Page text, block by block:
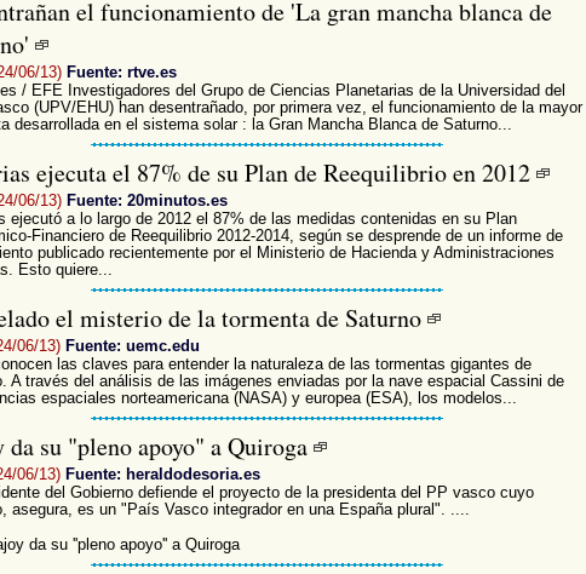
el funcionamiento de 'La gran mancha blanca de
06/13) Fuente: rtve.es
/ EFE Investigadores del Grupo de Ciencias Planetarias de la Universidad del
(UPV/EHU) han desentrañado, por primera vez, el funcionamiento de la mayor
desarrollada en el sistema solar : la Gran Mancha Blanca de Saturno...
ejecuta el 87% de su Plan de Reequilibrio en 2012
06/13) Fuente: 20minutos.es
ejecutó a lo largo de 2012 el 87% de las medidas contenidas en su Plan
Financiero de Reequilibrio 2012-2014, según se desprende de un informe de
publicado recientemente por el Ministerio de Hacienda y Administraciones
Esto quiere...
el misterio de la tormenta de Saturno
06/13) Fuente: uemc.edu
las claves para entender la naturaleza de las tormentas gigantes de
A través del análisis de las imágenes enviadas por la nave espacial Cassini de
espaciales norteamericana (NASA) y europea (ESA), los modelos...
da su "pleno apoyo" a Quiroga
06/13) Fuente: heraldodesoria.es
del Gobierno defiende el proyecto de la presidenta del PP vasco cuyo
asegura, es un "País Vasco integrador en una España plural". ....
da su ''pleno apoyo'' a Quiroga